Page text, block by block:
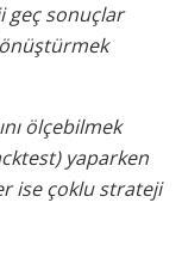
geç sonuçlar
ölçebilmek
yaparken
ise çoklu strateji